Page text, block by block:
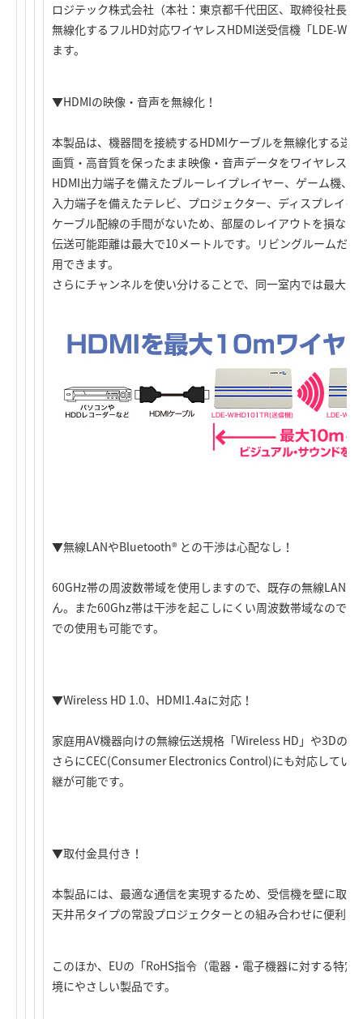
ロジテック株式会社（本社：東京都千代田区、取締役社長
無線化するフルHD対応ワイヤレスHDMI送受信機「LDE-
ます。
▼HDMIの映像・音声を無線化！
本製品は、機器間を接続するHDMIケーブルを無線化する送
画質・高音質を保ったまま映像・音声データをワイヤレス
HDMI出力端子を備えたブルーレイプレイヤー、ゲーム機、
入力端子を備えたテレビ、プロジェクター、ディスプレイ
ケーブル配線の手間がないため、部屋のレイアウトを損なう
伝送可能距離は最大で10メートルです。リビングルームだ
用できます。
さらにチャンネルを使い分けることで、同一室内では最大
▼無線LANやBluetooth® との干渉は心配なし！
60GHz帯の周波数帯域を使用しますので、既存の無線LAN
ん。また60Ghz帯は干渉を起こしにくい周波数帯域なので
での使用も可能です。
▼Wireless HD 1.0、HDMI1.4aに対応！
家庭用AV機器向けの無線伝送規格「Wireless HD」や3Dの
さらにCEC(Consumer Electronics Control)にも対応してい
継が可能です。
▼取付金具付き！
本製品には、最適な通信を実現するため、受信機を壁に取
天井吊タイプの常設プロジェクターとの組み合わせに便利で
このほか、EUの「RoHS指令（電器・電子機器に対する特
境にやさしい製品です。